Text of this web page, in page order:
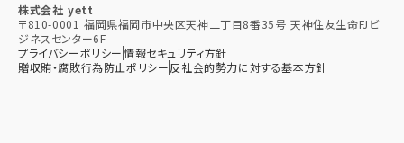
株式会社 yett
〒810-0001 福岡県福岡市中央区天神二丁目8番35号 天神住友生命FJビ
ジネスセンター6F
プライバシーポリシー情報セキュリティ方針
贈収賄・腐敗行為防止ポリシー​反社会的勢力に対する基本方針​